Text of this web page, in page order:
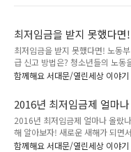
최저임금을 받지 못했다
고, 알바비 미지급 신고 방
최저임금을 받지 못했다면! 노동
급 신고 방법은? 청소년들의 노동
노동을 착취하는 위반 사례들이 많
동력을 강요하고 그에 비례하는
있습니다. 청소년, 임시직, 일용직,
악덕업주들이 있습니다. 이런 경
가 나서서 처리해주는 법, 바로 근
저임금을 받지 못해 고통받고 계시
함께해요 서대문/열린세상 이야기
2016년 최저임금제 얼마
최저시급에 대해 알아보자!
2016년 최저임금제 얼마나 올랐
해 알아보자! 새로운 새해가 되면
생기는데요. 오늘은 달라지는 제도
함께해요 서대문/열린세상 이야기